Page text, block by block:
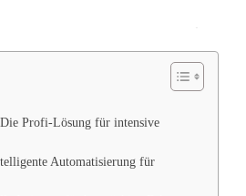
Profi-Lösung für intensive
Automatisierung für